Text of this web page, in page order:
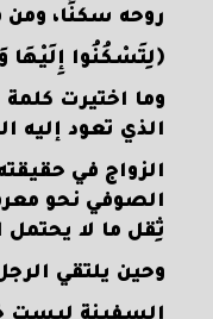
روحه سكنًا، ومن
﴿لِتَسْكُنُوا إِلَيْهَا
وما اختيرت
الذي تعود
الزواج في
الصوفي نحو
ثِقل ما لا يحتمل
وحين يلتقي